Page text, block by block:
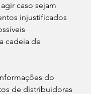
caso sejam
injustificados
cadeia de
do
de distribuidoras